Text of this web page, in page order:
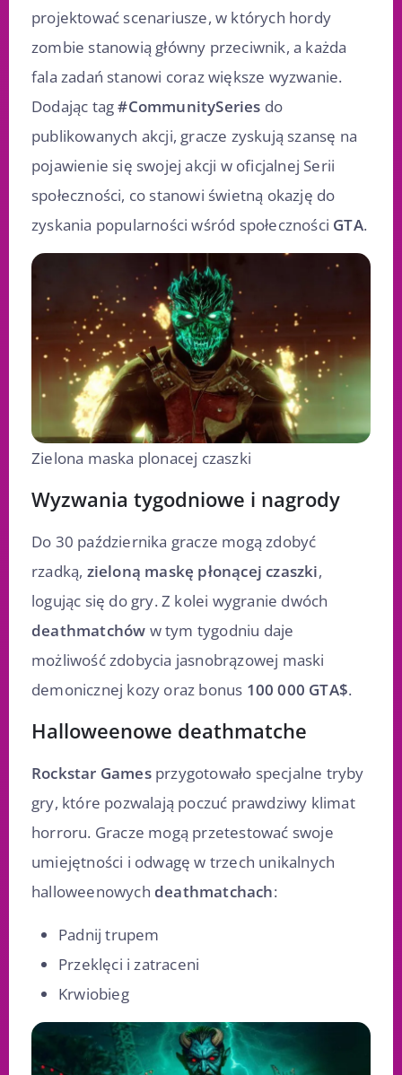
projektować scenariusze, w których hordy
zombie stanowią główny przeciwnik, a każda
fala zadań stanowi coraz większe wyzwanie.
Dodając tag#CommunitySeries do
publikowanych akcji, gracze zyskują szansę na
pojawienie się swojej akcji w oficjalnej Serii
społeczności, co stanowi świetną okazję do
zyskania popularności wśród społeczności GTA.
Zielona maska plonacej czaszki
Wyzwania tygodniowe i nagrody
Do 30 października gracze mogą zdobyć
rzadką, zieloną maskę płonącej czaszki,
logując się do gry. Z kolei wygranie dwóch
deathmatchów w tym tygodniu daje
możliwość zdobycia jasnobrązowej maski
demonicznej kozy oraz bonus 100 000 GTA$.
Halloweenowe deathmatche
Rockstar Gamesprzygotowało specjalne tryby
gry, które pozwalają poczuć prawdziwy klimat
horroru. Gracze mogą przetestować swoje
umiejętności i odwagę w trzech unikalnych
halloweenowych deathmatchach:
Padnij trupem
Przeklęci i zatraceni
Krwiobieg